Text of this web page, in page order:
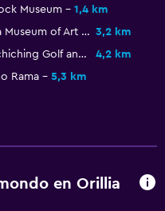
Museum
1,4 km
Orillia Museum of Art and History 3,2 km
Couchiching Golf and Country Club
4,2 km
Rama 5,3 km
en Orillia